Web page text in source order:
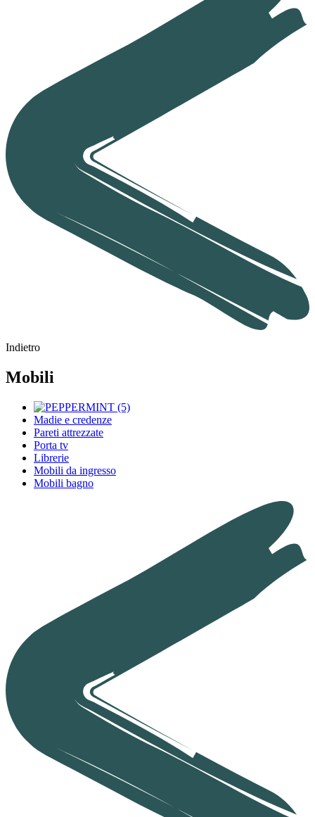
Indietro
Mobili
Madie e credenze
Pareti attrezzate
Porta tv
Librerie
Mobili da ingresso
Mobili bagno